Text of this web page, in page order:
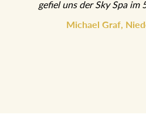
gefiel uns der Sky Spa im